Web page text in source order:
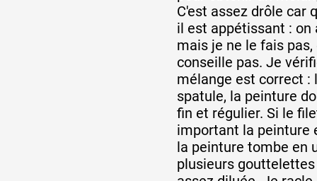
C'est assez drôle car
il est appétissant :
mais je ne le fais
conseille pas. Je
mélange est correct :
spatule, la peinture
fin et régulier. Si le
important la peinture
la peinture tombe en
plusieurs